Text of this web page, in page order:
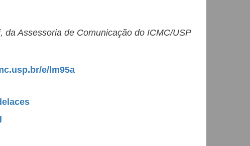
da Assessoria de Comunicação do ICMC/USP
e/lm95a